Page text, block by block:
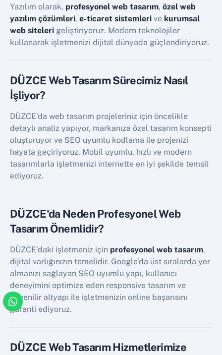
Yazılım olarak, profesyonel web tasarım, özel web
yazılım çözümleri, e-ticaret sistemleri ve kurumsal
web siteleri geliştiriyoruz. Modern teknolojiler
kullanarak işletmenizi dijital dünyada güçlendiriyoruz.
DÜZCE Web Tasarım Sürecimiz Nasıl
İşliyor?
DÜZCE'da web tasarım projeleriniz için öncelikle
detaylı analiz yapıyor, markanıza özel tasarım konsepti
oluşturuyor ve SEO uyumlu kodlama ile projenizi
hayata geçiriyoruz. Mobil uyumlu, hızlı ve modern
tasarımlarla işletmenizi internette en iyi şekilde temsil
ediyoruz.
DÜZCE'da Neden Profesyonel Web
Tasarım Önemlidir?
DÜZCE'daki işletmeniz için profesyonel web tasarım,
dijital varlığınızın temelidir. Google'da üst sıralarda yer
almanızı sağlayan SEO uyumlu yapı, kullanıcı
deneyimini optimize eden responsive tasarım ve
güvenilir altyapı ile işletmenizin online başarısını
garanti ediyoruz.
DÜZCE Web Tasarım Hizmetlerimize